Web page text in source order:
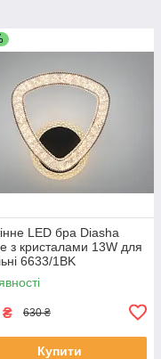
LED бра Diasha
з кристалами 13W для
6633/1BK
₴ 630 ₴
Купити